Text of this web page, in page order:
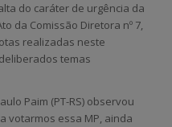
do caráter de urgência da
da Comissão Diretora nº 7,
realizadas neste
temas
Paim (PT-RS) observou
votarmos essa MP, ainda